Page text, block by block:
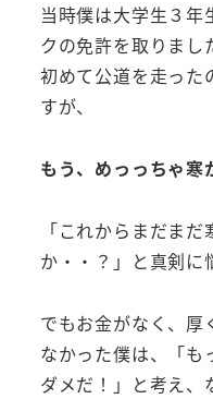
当時僕は大学生３年
クの免許を取りまし
初めて公道を走った
すが、
もう、めっっちゃ寒
「これからまだま
か・・？」と真剣に
でもお金がなく、厚
なかった僕は、「
ダメだ！」と考え、